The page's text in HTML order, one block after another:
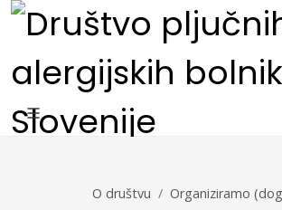
O društvu Organiziramo